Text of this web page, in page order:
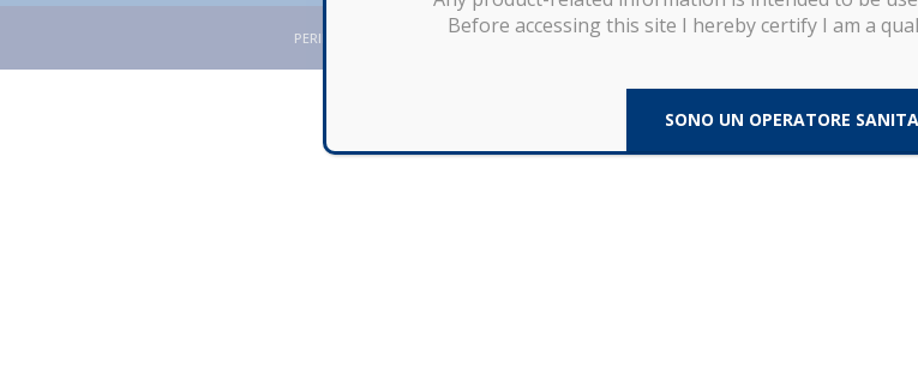
PERIDENT DENTAL PRODUCTS s.r.l. Unipersonale - P.IVA/CF/Registro Imprese di Firenze
Before accessing this site I hereby certify I am a
SONO UN OPERATORE